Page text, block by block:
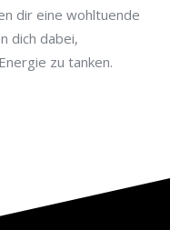
dir eine wohltuende
dich dabei,
zu tanken.